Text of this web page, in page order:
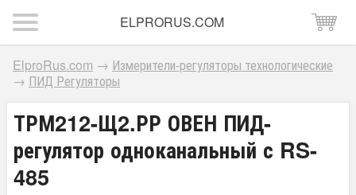
ELPRORUS.COM
ElproRus.com → Измерители-регуляторы технологические
→ ПИД Регуляторы
ТРМ212-Щ2.РР ОВЕН ПИД-
регулятор одноканальный с RS-
485